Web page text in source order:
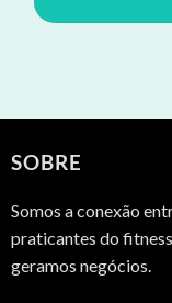
SOBRE
Somos a conexão
praticantes do
geramos negócios.